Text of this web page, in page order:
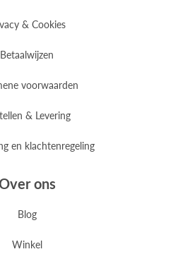
& Cookies
Betaalwijzen
voorwaarden
& Levering
en klachtenregeling
ons
Blog
Winkel